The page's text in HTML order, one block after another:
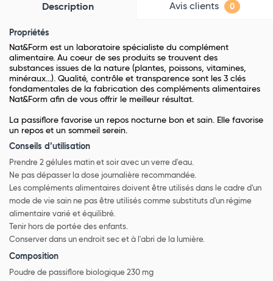
Description Avis clients 0
Propriétés
Nat&Form est un laboratoire spécialiste du complément
alimentaire. Au coeur de ses produits se trouvent des
substances issues de la nature (plantes, poissons, vitamines,
minéraux...). Qualité, contrôle et transparence sont les 3 clés
fondamentales de la fabrication des compléments alimentaires
Nat&Form afin de vous offrir le meilleur résultat.
La passiflore favorise un repos nocturne bon et sain. Elle favorise
un repos et un sommeil serein.
Conseils d’utilisation
Prendre 2 gélules matin et soir avec un verre d'eau.
Ne pas dépasser la dose journalière recommandée.
Les compléments alimentaires doivent être utilisés dans le cadre d'un
mode de vie sain ne pas être utilisés comme substituts d'un régime
alimentaire varié et équilibré.
Tenir hors de portée des enfants.
Conserver dans un endroit sec et à l'abri de la lumière.
Composition
Poudre de passiflore biologique 230 mg